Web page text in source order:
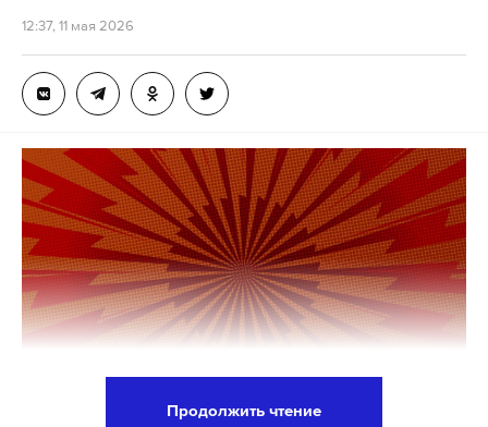
12:37, 11 мая 2026
Продолжить чтение